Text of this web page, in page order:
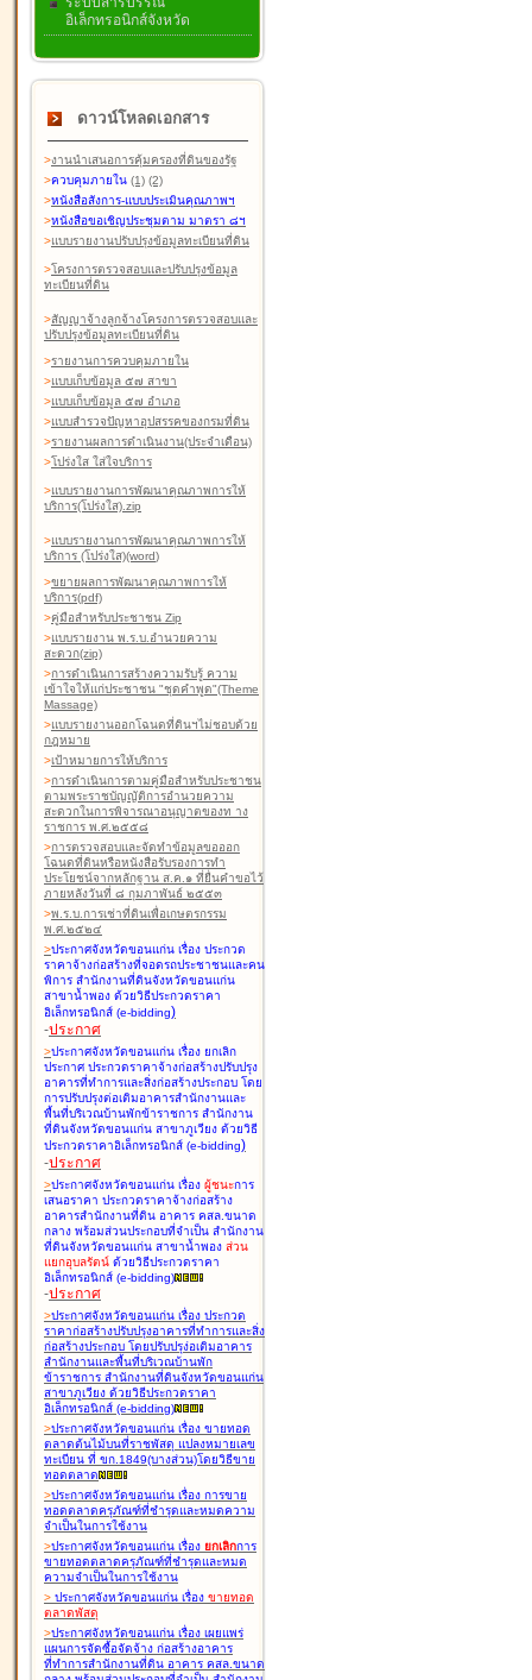
อิเล็กทรอนิกส์จังหวัด
ดาวน์โหลดเอกสาร
>งานนำเสนอการคุ้มครองที่ดินของรัฐ
>ควบคุมภายใน (1) (2)
>หนังสือสังการ-แบบประเมินคุณภาพฯ
>หนังสือขอเชิญประชุมตาม มาตรา ๘ฯ
>แบบรายงานปรับปรุงข้อมูลทะเบียนที่ดิน
>โครงการตรวจสอบและปรับปรุงข้อมูล
ทะเบียนที่ดิน
>สัญญาจ้างลูกจ้างโครงการตรวจสอบและ
ปรับปรุงข้อมูลทะเบียนที่ดิน
>รายงานการควบคุมภายใน
>แบบเก็บข้อมูล ๕๗ สาขา
>แบบเก็บข้อมูล ๕๗ อำเภอ
>แบบสำรวจปัญหาอุปสรรคของกรมที่ดิน
>รายงานผลการดำเนินงาน(ประจำเดือน)
>โปร่งใส ใส่ใจบริการ
>แบบรายงานการพัฒนาคุณภาพการให้
บริการ(โปร่งใส).zip
>แบบรายงานการพัฒนาคุณภาพการให้
บริการ (โปร่งใส)(word)
>ขยายผลการพัฒนาคุณภาพการให้
บริการ(pdf)
>คู่มือสำหรับประชาชน Zip
>แบบรายงาน พ.ร.บ.อำนวยความ
สะดวก(zip)
>การดำเนินการสร้างความรับรู้ ความ
เข้าใจให้แก่ประชาชน "ชุดคำพูด"(Theme
Massage)
>แบบรายงานออกโฉนดที่ดินฯไม่ชอบด้วย
กฎหมาย
>เป้าหมายการให้บริการ
>การดำเนินการตามคู่มือสำหรับประชาชน
ตามพระราชบัญญัติการอำนวยความ
สะดวกในการพิจารณาอนุญาตของท าง
ราชการ พ.ศ.๒๕๕๘
>การตรวจสอบและจัดทำข้อมูลขอออก
โฉนดที่ดินหรือหนังสือรับรองการทำ
ประโยชน์จากหลักฐาน ส.ค.๑ ที่ยื่นคำขอไว้
ภายหลังวันที่ ๘ กุมภาพันธ์ ๒๕๕๓
>พ.ร.บ.การเช่าที่ดินเพื่อเกษตรกรรม
พ.ศ.๒๕๒๔
>ประกาศจังหวัดขอนแก่น เรื่อง ประกวด
ราคาจ้างก่อสร้างที่จอดรถประชาชนและคน
พิการ สำนักงานที่ดินจังหวัดขอนแก่น
สาขาน้ำพอง ด้วยวิธีประกวดราคา
อิเล็กทรอนิกส์ (e-bidding)
-ประกาศ
>ประกาศจังหวัดขอนแก่น เรื่อง ยกเลิก
ประกาศ ประกวดราคาจ้างก่อสร้างปรับปรุง
อาคารที่ทำการและสิ่งก่อสร้างประกอบ โดย
การปรับปรุงต่อเติมอาคารสำนักงานและ
พื้นที่บริเวณบ้านพักข้าราชการ สำนักงาน
ที่ดินจังหวัดขอนแก่น สาขาภูเวียง ด้วยวิธี
ประกวดราคาอิเล็กทรอนิกส์ (e-bidding)
-ประกาศ
>ประกาศจังหวัดขอนแก่น เรื่อง ผู้ชนะการ
เสนอราคา ประกวดราคาจ้างก่อสร้าง
อาคารสำนักงานที่ดิน อาคาร คสล.ขนาด
กลาง พร้อมส่วนประกอบที่จำเป็น สำนักงาน
ที่ดินจังหวัดขอนแก่น สาขาน้ำพอง ส่วน
แยกอุบลรัตน์ ด้วยวิธีประกวดราคา
อิเล็กทรอนิกส์ (e-bidding)
-ประกาศ
>ประกาศจังหวัดขอนแก่น เรื่อง ประกวด
ราคาก่อสร้างปรับปรุงอาคารที่ทำการและสิ่ง
ก่อสร้างประกอบ โดยปรับปรุง่อเติมอาคาร
สำนักงานและพื้นที่บริเวณบ้านพัก
ข้าราชการ สำนักงานที่ดินจังหวัดขอนแก่น
สาขาภูเวียง ด้วยวิธีประกวดราคา
อิเล็กทรอนิกส์ (e-bidding)
>ประกาศจังหวัดขอนแก่น เรื่อง ขายทอด
ตลาดต้นไม้บนที่ราชพัสดุ แปลงหมายเลข
ทะเบียน ที่ ขก.1849(บางส่วน)โดยวิธีขาย
ทอดตลาด
>ประกาศจังหวัดขอนแก่น เรื่อง การขาย
ทอดตลาดครุภัณฑ์ที่ชำรุดและหมดความ
จำเป็นในการใช้งาน
>ประกาศจังหวัดขอนแก่น เรื่อง ยกเลิกการ
ขายทอดตลาดครุภัณฑ์ที่ชำรุดและหมด
ความจำเป็นในการใช้งาน
> ประกาศจังหวัดขอนแก่น เรื่อง ขายทอด
ตลาดพัสดุ
>ประกาศจังหวัดขอนแก่น เรื่อง เผยแพร่
แผนการจัดซื้อจัดจ้าง ก่อสร้างอาคาร
ที่ทำการสำนักงานที่ดิน อาคาร คสล.ขนาด